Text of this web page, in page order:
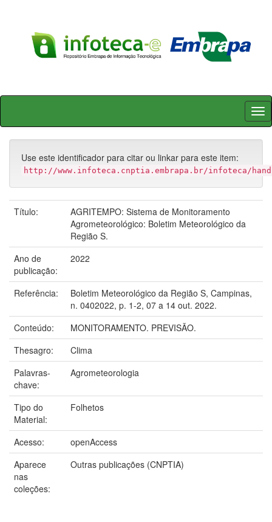
Skip
Use este identificador para citar ou linkar para este item:
http://www.infoteca.cnptia.embrapa.br/infoteca/
Título:
AGRITEMPO: Sistema de Monitoramento
Agrometeorológico: Boletim Meteorológico da
Região S.
Ano de
publicação:
2022
Referência:
Boletim Meteorológico da Região S, Campinas,
n. 0402022, p. 1-2, 07 a 14 out. 2022.
Conteúdo:
MONITORAMENTO. PREVISÃO.
Thesagro:
Clima
Palavras-
chave:
Agrometeorologia
Tipo do
Material:
Folhetos
Acesso:
openAccess
Aparece
nas
coleções:
Outras publicações (CNPTIA)